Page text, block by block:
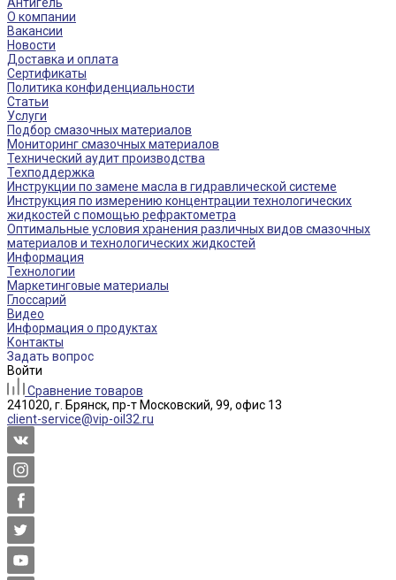
О компании
Вакансии
Новости
Доставка и оплата
Сертификаты
Политика конфиденциальности
Статьи
Услуги
Подбор смазочных материалов
Мониторинг смазочных материалов
Технический аудит производства
Техподдержка
Инструкции по замене масла в гидравлической системе
Инструкция по измерению концентрации технологических
жидкостей с помощью рефрактометра
Оптимальные условия хранения различных видов смазочных
материалов и технологических жидкостей
Информация
Технологии
Маркетинговые материалы
Глоссарий
Видео
Информация о продуктах
Контакты
Задать вопрос
Войти
Сравнение товаров
241020, г. Брянск, пр-т Московский, 99, офис 13
client-service@vip-oil32.ru